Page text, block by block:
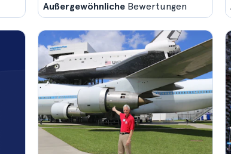
Außergewöhnliche Bewertungen